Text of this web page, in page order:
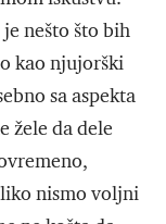
nešto što bih
kao njujorški
sa aspekta
žele da dele
nismo voljni